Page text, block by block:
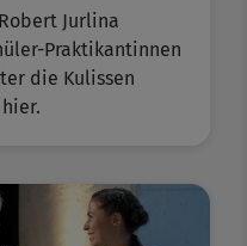
Jurlina
Praktikantinnen
die Kulissen